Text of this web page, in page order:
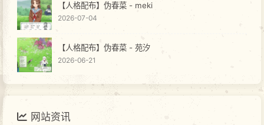
【人格配布】伪春菜 - meki
2026-07-04
【人格配布】伪春菜 - 苑汐
2026-06-21
网站资讯